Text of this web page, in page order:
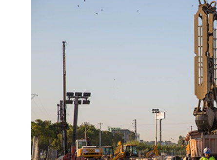
Mehr über die Firmengruppe